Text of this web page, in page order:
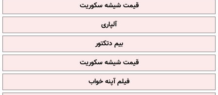
قیمت شیشه سکوریت
آلپاری
بیم دتکتور
قیمت شیشه سکوریت
فیلم آپنه خواب